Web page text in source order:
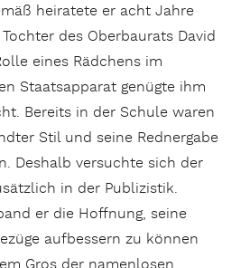
heiratete er acht Jahre
des Oberbaurats David
eines Rädchens im
Staatsapparat genügte ihm
Bereits in der Schule waren
Stil und seine Rednergabe
Deshalb versuchte sich der
in der Publizistik.
er die Hoffnung, seine
aufbessern zu können